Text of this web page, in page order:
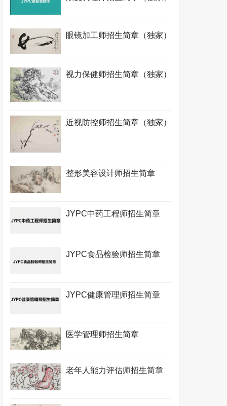
眼镜加工师招生简章（独家）
视力保健师招生简章（独家）
近视防控师招生简章（独家）
整形美容设计师招生简章
JYPC中药工程师招生简章
JYPC食品检验师招生简章
JYPC健康管理师招生简章
医学管理师招生简章
老年人能力评估师招生简章